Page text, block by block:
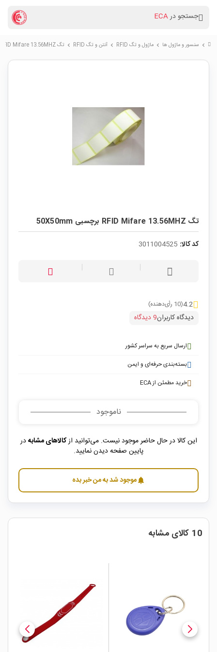
جستجو درECA
chevron_right سنسور و ماژول ها chevron_right ماژول و تگ RFID chevron_right آنتن و تگ RFID chevron_right تگ RFID Mifare 13.56MHZ برچسبی 50X50mm
تگ RFID Mifare 13.56MHZ برچسبی 50X50mm
کد کالا: 3011004525
4.2(10 رأی‌دهنده)
دیدگاه کاربران9 دیدگاه
ارسال سریع به سراسر کشور
بسته‌بندی حرفه‌ای و ایمن
خرید مطمئن از ECA
ناموجود
این کالا در حال حاضر موجود نیست. می‌توانید ازکالاهای مشابهدر
پایین صفحه دیدن نمایید.
notificationsموجود شد به من خبر بده
10 کالای مشابه